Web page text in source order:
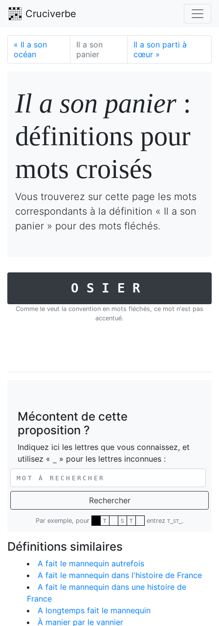
Cruciverbe
« Il a son
océan
Il a son
panier
Il a son parti à
cœur »
Il a son panier :
définitions pour
mots croisés
Vous trouverez sur cette page les mots
correspondants à la définition « Il a son
panier » pour des mots fléchés.
OSIER
Comme le veut la convention en mots fléchés, ce mot n'est pas
accentué.
Mécontent de cette
proposition ?
Indiquez ici les lettres que vous connaissez, et
utilisez «
» pour les lettres inconnues :
Rechercher
Par exemple, pour T S T entrez T_ST_ .
Définitions similaires
A fait le mannequin autrefois
A fait le mannequin dans l'histoire de France
A fait le mannequin dans une histoire de
France
A longtemps fait le mannequin
À manier par le vannier